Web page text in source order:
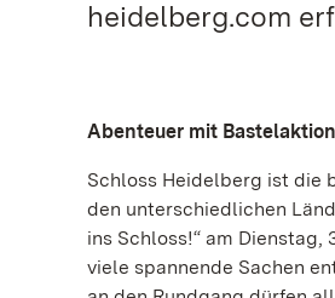
heidelberg.com
Abenteuer mit
Schloss Heidelberg ist die
den unterschiedlichen
ins Schloss!“ am Dienstag,
viele spannende Sachen